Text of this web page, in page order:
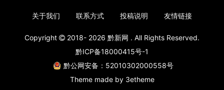
关于我们 联系方式 投稿说明 友情链接
Copyright 2018- 2026 黔新网 . All Rights Reserved.
黔ICP备18000415号-1
黔公网安备：52010302000558号
Theme made by 3etheme